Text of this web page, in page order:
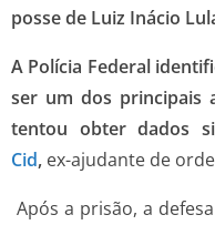
posse de Luiz Inácio
A Polícia Federal
ser um dos principais
tentou obter dados
Cid, ex-ajudante de
Após a prisão, a